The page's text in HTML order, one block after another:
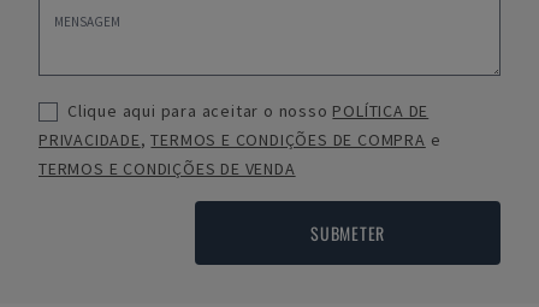
Clique aqui para aceitar o nosso POLÍTICA DE
PRIVACIDADE,TERMOS E CONDIÇÕES DE COMPRA e
TERMOS E CONDIÇÕES DE VENDA
SUBMETER